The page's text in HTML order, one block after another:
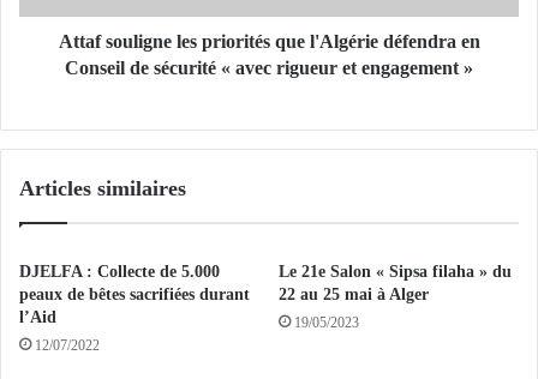
l
s
i
o
r
i
Attaf souligne les priorités que l'Algérie défendra en
Conseil de sécurité « avec rigueur et engagement »
Articles similaires
DJELFA : Collecte de 5.000
peaux de bêtes sacrifiées durant
l’Aid
12/07/2022
Le 21e Salon « Sipsa filaha » du
22 au 25 mai à Alger
19/05/2023